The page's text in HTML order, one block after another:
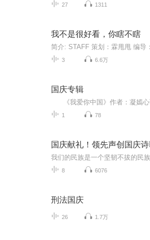
27 1311
我不是很好看，你瞎不瞎
3 6.6万
国庆专辑
1 78
国庆献礼！领先声创国庆
8 6076
刑法国庆
26 1.7万